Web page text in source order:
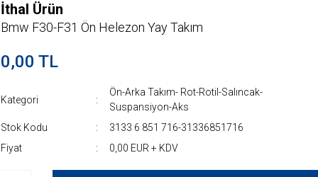
İthal Ürün
Bmw F30-F31 Ön Helezon Yay Takım
0,00 TL
Kategori
Ön-Arka Takım- Rot-Rotil-Salıncak-
Suspansiyon-Aks
Stok Kodu
3133 6 851 716-31336851716
Fiyat
0,00 EUR + KDV